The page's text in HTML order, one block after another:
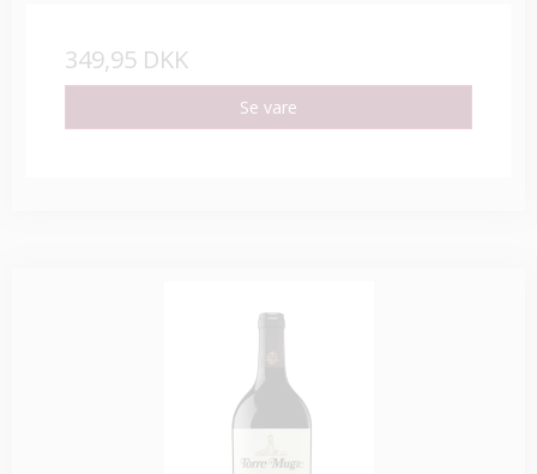
349,95 DKK
Se vare